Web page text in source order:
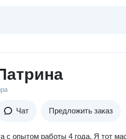
Чат Предложить заказ
с опытом работы 4 года. Я тот